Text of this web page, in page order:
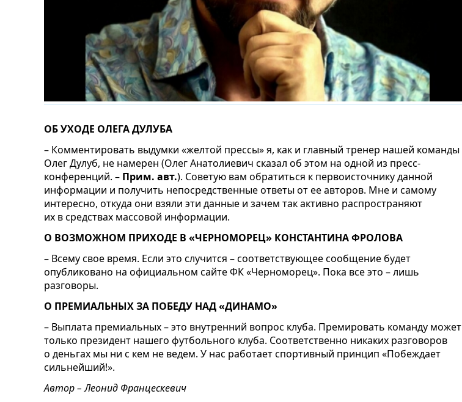
ОБ УХОДЕ ОЛЕГА ДУЛУБА
– Комментировать выдумки «желтой прессы» я, как и главный тренер нашей команды
Олег Дулуб, не намерен (Олег Анатолиевич сказал об этом на одной из пресс-
конференций. – Прим. авт.). Советую вам обратиться к первоисточнику данной
информации и получить непосредственные ответы от ее авторов. Мне и самому
интересно, откуда они взяли эти данные и зачем так активно распространяют
их в средствах массовой информации.
О ВОЗМОЖНОМ ПРИХОДЕ В «ЧЕРНОМОРЕЦ» КОНСТАНТИНА ФРОЛОВА
– Всему свое время. Если это случится – соответствующее сообщение будет
опубликовано на официальном сайте ФК «Черноморец». Пока все это – лишь
разговоры.
О ПРЕМИАЛЬНЫХ ЗА ПОБЕДУ НАД «ДИНАМО»
– Выплата премиальных – это внутренний вопрос клуба. Премировать команду может
только президент нашего футбольного клуба. Соответственно никаких разговоров
о деньгах мы ни с кем не ведем. У нас работает спортивный принцип «Побеждает
сильнейший!».
Автор – Леонид Францескевич